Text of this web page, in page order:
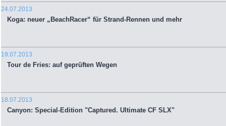
24.07.2013
Koga: neuer „BeachRacer“ für Strand-Rennen und mehr
19.07.2013
Tour de Fries: auf geprüften Wegen
18.07.2013
Canyon: Special-Edition "Captured. Ultimate CF SLX"